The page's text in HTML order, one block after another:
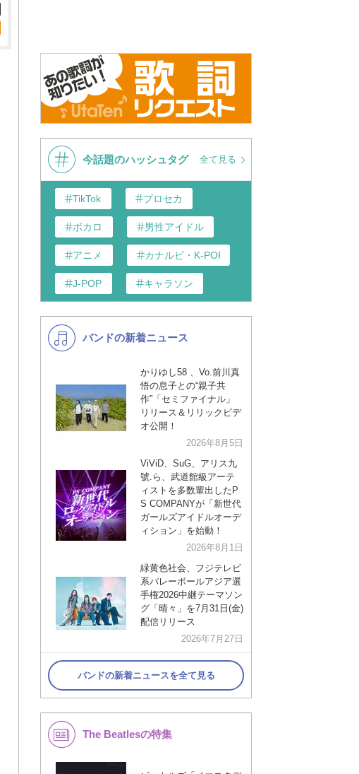
今話題のハッシュタグ 全て見る
TikTok プロセカ
ボカロ 男性アイドル
アニメ カナルビ・K-POP和訳
J-POP キャラソン
K-POP 洋楽
演歌・歌謡
VTuber ジャニーズ
バンドの新着ニュース
かりゆし58 、Vo.前川真
悟の息子との“親子共
作”「セミファイナル」
リリース＆リリックビデ
オ公開！
2026年8月5日
ViViD、SuG、アリス九
號.ら、武道館級アーテ
ィストを多数輩出したP
S COMPANYが「新世代
ガールズアイドルオーデ
ィション」を始動！
2026年8月1日
緑黄色社会、フジテレビ
系バレーボールアジア選
手権2026中継テーマソン
グ「晴々」を7月31日(金)
配信リリース
2026年7月27日
バンドの新着ニュースを全て見る
The Beatlesの特集